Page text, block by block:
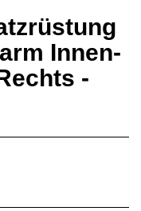
Innen-
-